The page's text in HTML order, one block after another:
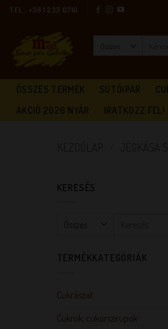
SkipTEL.: +36 1 233 0710
ÖSSZES TERMÉK SÜTŐIPAR
AKCIÓ 2026 NYÁR
IRATKOZZ FEL!
KERESÉS
TERMÉKKATEGÓRIÁK
Cukrászat
Cukrok, cukorszirupok